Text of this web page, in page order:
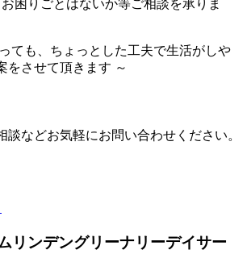
困りごとはないか等ご相談を承りま
ても、ちょっとした工夫で生活がしや
をさせて頂きます ～
談などお気軽にお問い合わせください。